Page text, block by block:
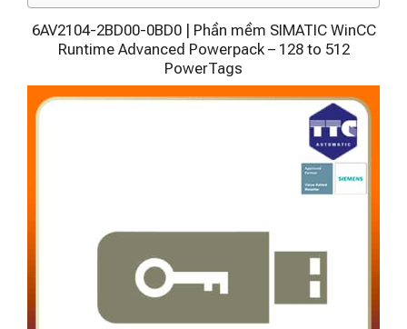
6AV2104-2BD00-0BD0 | Phần mềm SIMATIC WinCC
Runtime Advanced Powerpack – 128 to 512
PowerTags